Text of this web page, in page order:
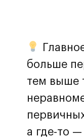
больше
тем выше
а где-то —